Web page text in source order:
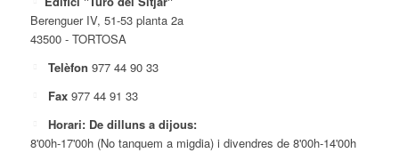
Berenguer IV, 51-53 planta 2a
43500 - TORTOSA
Telèfon 977 44 90 33
Fax 977 44 91 33
Horari: De dilluns a dijous:
8'00h-17'00h (No tanquem a migdia) i divendres de 8'00h-14'00h